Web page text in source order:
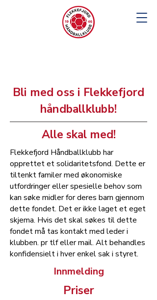
Bli med oss i Flekkefjord
håndballklubb!
Alle skal med!
Flekkefjord Håndballklubb har
opprettet et solidaritetsfond. Dette er
tiltenkt familer med økonomiske
utfordringer eller spesielle behov som
kan søke midler for deres barn gjennom
dette fondet. Det er ikke laget et eget
skjema. Hvis det skal søkes til dette
fondet må tas kontakt med leder i
klubben. pr tlf eller mail. Alt behandles
konfidensielt i hver enkel sak i styret.
Innmelding
Priser